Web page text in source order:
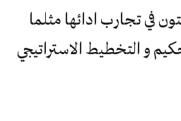
في تجارب ادائها مثلما
و التخطيط الاستراتيجي